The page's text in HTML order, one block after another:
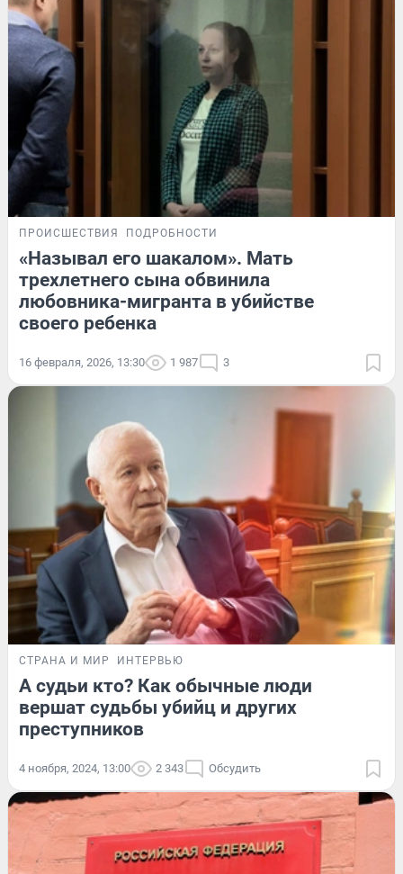
ПРОИСШЕСТВИЯ ПОДРОБНОСТИ
«Называл его шакалом». Мать
трехлетнего сына обвинила
любовника-мигранта в убийстве
своего ребенка
16 февраля, 2026, 13:30 1 987 3
СТРАНА И МИР ИНТЕРВЬЮ
А судьи кто? Как обычные люди
вершат судьбы убийц и других
преступников
4 ноября, 2024, 13:00 2 343 Обсудить